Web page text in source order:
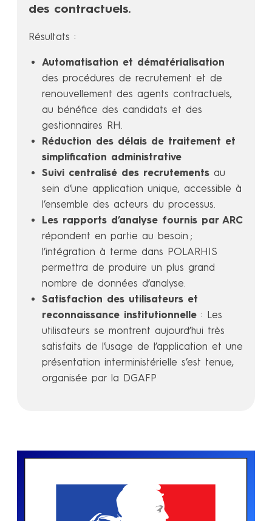
des contractuels.
Résultats :
Automatisation et dématérialisation
des procédures de recrutement et de
renouvellement des agents contractuels,
au bénéfice des candidats et des
gestionnaires RH.
Réduction des délais de traitement et
simplification administrative
Suivi centralisé des recrutementsau
sein d’une application unique, accessible à
l’ensemble des acteurs du processus.
Les rapports d’analyse fournis par ARC
répondent en partie au besoin ;
l’intégration à terme dans POLARHIS
permettra de produire un plus grand
nombre de données d’analyse.
Satisfaction des utilisateurs et
reconnaissance institutionnelle : Les
utilisateurs se montrent aujourd’hui très
satisfaits de l’usage de l’application et une
présentation interministérielle s’est tenue,
organisée par la DGAFP